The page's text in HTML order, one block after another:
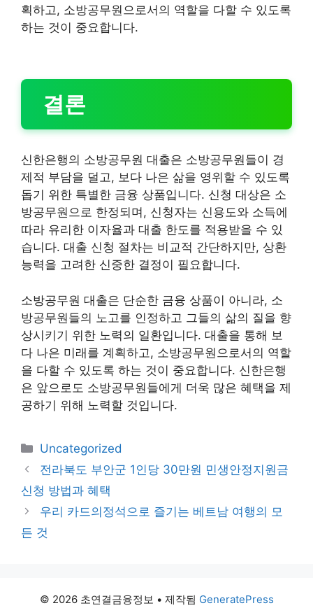
획하고, 소방공무원으로서의 역할을 다할 수 있도록
하는 것이 중요합니다.
결론
신한은행의 소방공무원 대출은 소방공무원들이 경
제적 부담을 덜고, 보다 나은 삶을 영위할 수 있도록
돕기 위한 특별한 금융 상품입니다. 신청 대상은 소
방공무원으로 한정되며, 신청자는 신용도와 소득에
따라 유리한 이자율과 대출 한도를 적용받을 수 있
습니다. 대출 신청 절차는 비교적 간단하지만, 상환
능력을 고려한 신중한 결정이 필요합니다.
소방공무원 대출은 단순한 금융 상품이 아니라, 소
방공무원들의 노고를 인정하고 그들의 삶의 질을 향
상시키기 위한 노력의 일환입니다. 대출을 통해 보
다 나은 미래를 계획하고, 소방공무원으로서의 역할
을 다할 수 있도록 하는 것이 중요합니다. 신한은행
은 앞으로도 소방공무원들에게 더욱 많은 혜택을 제
공하기 위해 노력할 것입니다.
카
테
리
Uncategorized
전라북도 부안군 1인당 30만원 민생안정지원금
신청 방법과 혜택
우리 카드의정석으로 즐기는 베트남 여행의 모
든 것
© 2026 초연결금융정보 • 제작됨 GeneratePress